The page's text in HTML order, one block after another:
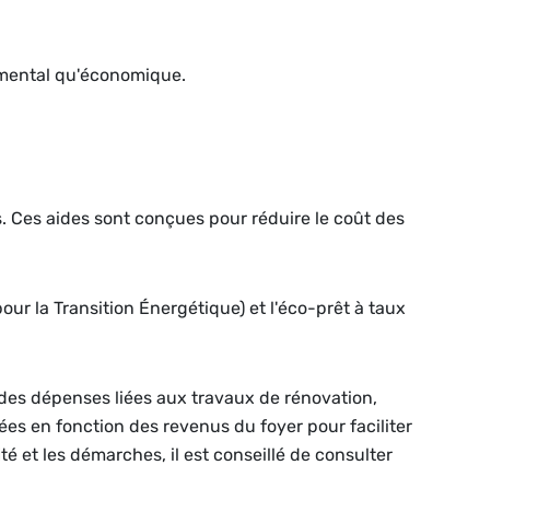
qu'économique.
aides sont conçues pour réduire le coût des
la Transition Énergétique) et l'éco-prêt à taux
dépenses liées aux travaux de rénovation,
en fonction des revenus du foyer pour faciliter
et les démarches, il est conseillé de consulter